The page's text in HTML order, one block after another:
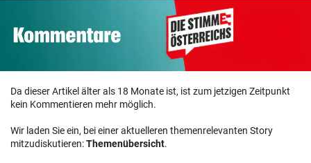
Da dieser Artikel älter als 18 Monate ist, ist zum jetzigen Zeitpunkt
kein Kommentieren mehr möglich.
Wir laden Sie ein, bei einer aktuelleren themenrelevanten Story
mitzudiskutieren:Themenübersicht.